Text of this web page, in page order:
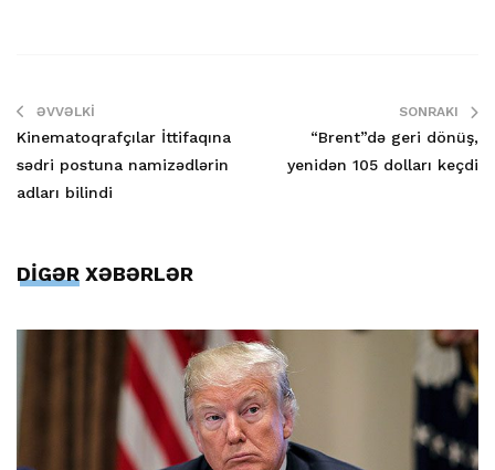
ƏVVƏLKI
Kinematoqrafçılar İttifaqına
sədri postuna namizədlərin
adları bilindi
SONRAKI
“Brent”də geri dönüş,
yenidən 105 dolları keçdi
DİGƏR XƏBƏRLƏR